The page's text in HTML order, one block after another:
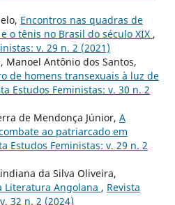
Encontros nas quadras de
o tênis no Brasil do século XIX ,
v. 29 n. 2 (2021)
Manoel Antônio dos Santos,
de homens transexuais à luz de
Estudos Feministas: v. 30 n. 2
de Mendonça Júnior, A
ao patriarcado em
Estudos Feministas: v. 29 n. 2
da Silva Oliveira,
Literatura Angolana , Revista
32 n. 2 (2024)